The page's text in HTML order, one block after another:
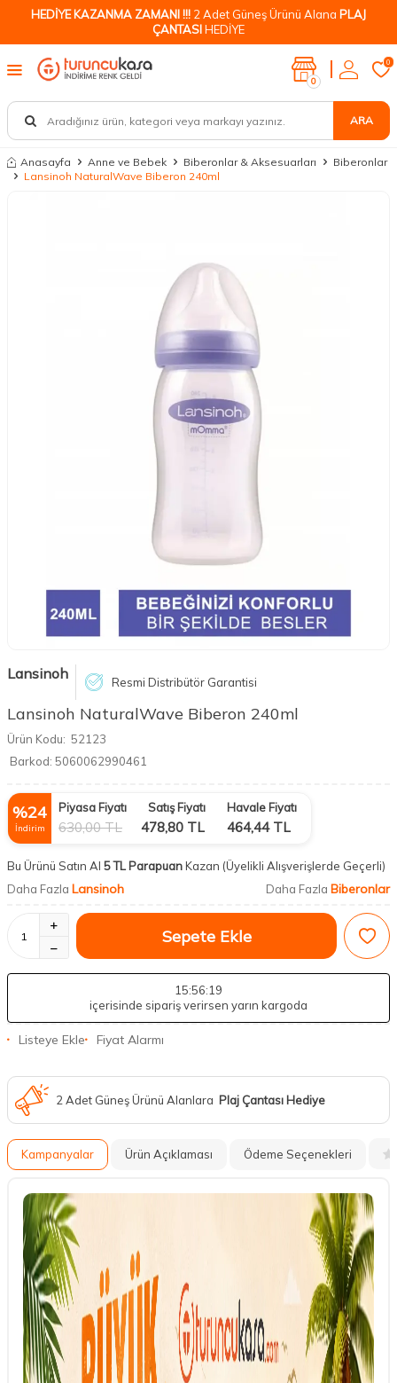
HEDİYE KAZANMA ZAMANI !!! 2 Adet Güneş Ürünü Alana PLAJ
ÇANTASIHEDİYE
ARA
0
0
Anasayfa Anne ve Bebek Biberonlar & Aksesuarları
Biberonlar
Lansinoh NaturalWave Biberon 240ml
Lansinoh Resmi Distribütör Garantisi
Lansinoh NaturalWave Biberon 240ml
Ürün Kodu: 52123
Barkod: 5060062990461
%24
İndirim
Piyasa Fiyatı
630,00TL
Satış Fiyatı
478,80 TL
Havale Fiyatı
464,44TL
Bu Ürünü Satın Al 5 TL ParapuanKazan (Üyelikli Alışverişlerde Geçerli)
Daha Fazla Lansinoh Daha Fazla Biberonlar
Sepete Ekle
15:56:18
içerisinde sipariş verirsen yarın kargoda
Listeye Ekle Fiyat Alarmı
2 Adet Güneş Ürünü Alanlara Plaj Çantası Hediye
Kampanyalar Ürün Açıklaması Ödeme Seçenekleri